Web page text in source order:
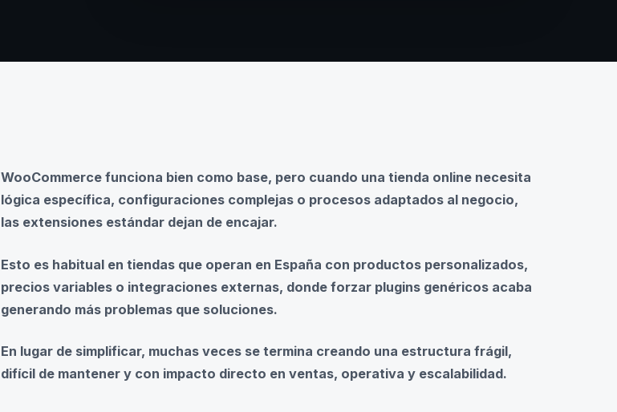
WooCommerce funciona bien como base, pero cuando una tienda online necesita
lógica específica, configuraciones complejas o procesos adaptados al negocio,
las extensiones estándar dejan de encajar.
Esto es habitual en tiendas que operan en España con productos personalizados,
precios variables o integraciones externas, donde forzar plugins genéricos acaba
generando más problemas que soluciones.
En lugar de simplificar, muchas veces se termina creando una estructura frágil,
difícil de mantener y con impacto directo en ventas, operativa y escalabilidad.